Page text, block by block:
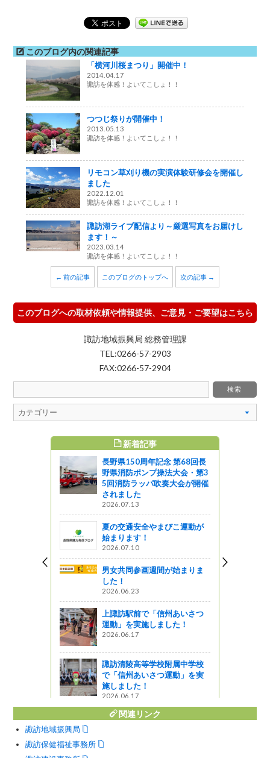
このブログ内の関連記事
「横河川桜まつり」開催中！
2014.04.17
諏訪を体感！よいてこしょ！！
つつじ祭りが開催中！
2013.05.13
諏訪を体感！よいてこしょ！！
リモコン草刈り機の実演体験研修会を開催し
ました
2022.12.01
諏訪を体感！よいてこしょ！！
諏訪湖ライブ配信より～厳選写真をお届けし
ます！～
2023.03.14
諏訪を体感！よいてこしょ！！
← 前の記事 このブログのトップへ 次の記事 →
このブログへの取材依頼や情報提供、ご意見・ご要望はこちら
諏訪地域振興局 総務管理課
TEL:0266-57-2903
FAX:0266-57-2904
新着記事
長野県150周年記念 第68回長
野県消防ポンプ操法大会・第3
5回消防ラッパ吹奏大会が開催
されました
2026.07.13
夏の交通安全やまびこ運動が
始まります！
2026.07.10
男女共同参画週間が始まりま
した！
2026.06.23
上諏訪駅前で「信州あいさつ
運動」を実施しました！
2026.06.17
諏訪清陵高等学校附属中学校
で「信州あいさつ運動」を実
施しました！
2026.06.17
関連リンク
諏訪地域振興局
諏訪保健福祉事務所